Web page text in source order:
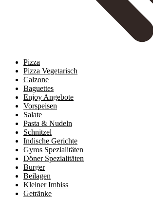
Pizza
Pizza Vegetarisch
Calzone
Baguettes
Enjoy Angebote
Vorspeisen
Salate
Pasta & Nudeln
Schnitzel
Indische Gerichte
Gyros Spezialitäten
Döner Spezialitäten
Burger
Beilagen
Kleiner Imbiss
Getränke